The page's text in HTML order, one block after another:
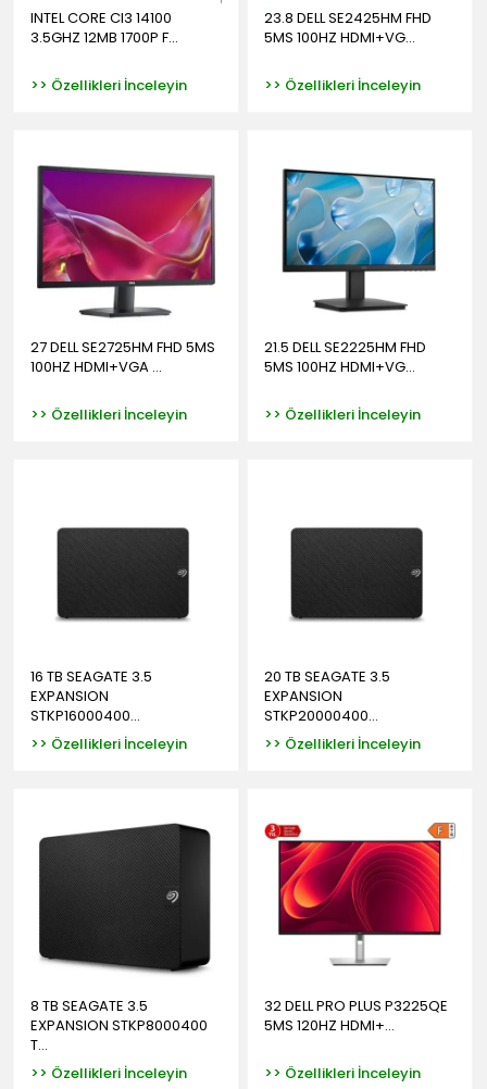
INTEL CORE CI3 14100
3.5GHZ 12MB 1700P F...
>> Özellikleri İnceleyin
23.8 DELL SE2425HM FHD
5MS 100HZ HDMI+VG...
>> Özellikleri İnceleyin
27 DELL SE2725HM FHD 5MS
100HZ HDMI+VGA ...
>> Özellikleri İnceleyin
21.5 DELL SE2225HM FHD
5MS 100HZ HDMI+VG...
>> Özellikleri İnceleyin
16 TB SEAGATE 3.5
EXPANSION
STKP16000400...
>> Özellikleri İnceleyin
20 TB SEAGATE 3.5
EXPANSION
STKP20000400...
>> Özellikleri İnceleyin
8 TB SEAGATE 3.5
EXPANSION STKP8000400
T...
>> Özellikleri İnceleyin
32 DELL PRO PLUS P3225QE
5MS 120HZ HDMI+...
>> Özellikleri İnceleyin